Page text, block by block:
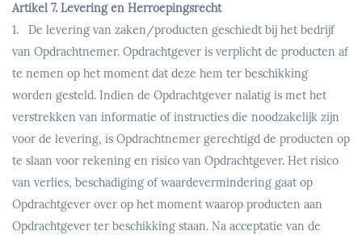
Artikel 7. Levering en Herroepingsrecht
1. De levering van zaken/producten geschiedt bij het bedrijf
van Opdrachtnemer. Opdrachtgever is verplicht de producten af
te nemen op het moment dat deze hem ter beschikking
worden gesteld. Indien de Opdrachtgever nalatig is met het
verstrekken van informatie of instructies die noodzakelijk zijn
voor de levering, is Opdrachtnemer gerechtigd de producten op
te slaan voor rekening en risico van Opdrachtgever. Het risico
van verlies, beschadiging of waardevermindering gaat op
Opdrachtgever over op het moment waarop producten aan
Opdrachtgever ter beschikking staan. Na acceptatie van de